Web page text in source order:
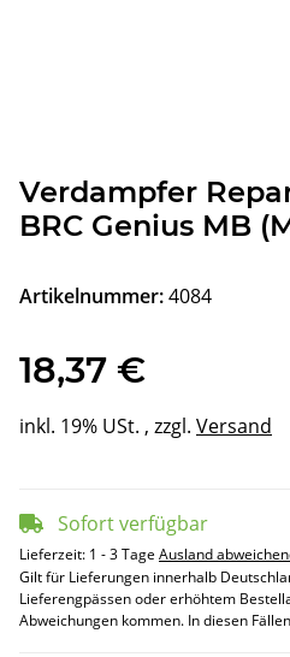
Verdampfer
BRC Genius MB
Artikelnummer:4084
18,37 €
inkl. 19% USt. , zzgl. Versand
Sofort verfügbar
Lieferzeit: 1 - 3 Tage Ausland
Gilt für Lieferungen innerhalb
Lieferengpässen oder erhöhtem
Abweichungen kommen. In diesen